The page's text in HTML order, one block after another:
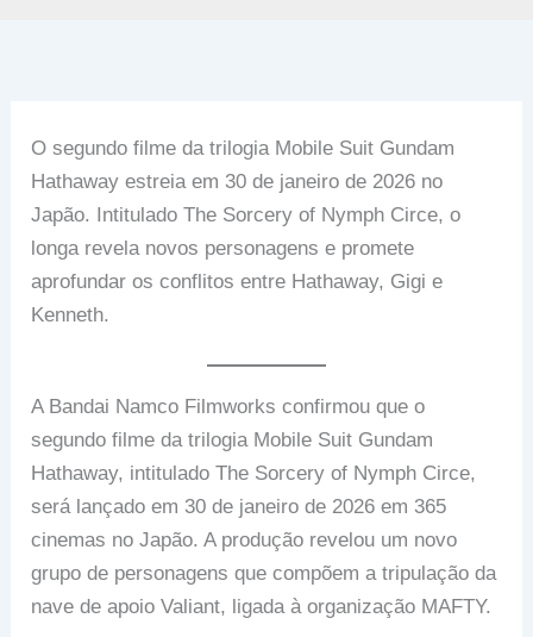
O segundo filme da trilogia Mobile Suit Gundam
Hathaway estreia em 30 de janeiro de 2026 no
Japão. Intitulado The Sorcery of Nymph Circe, o
longa revela novos personagens e promete
aprofundar os conflitos entre Hathaway, Gigi e
Kenneth.
A Bandai Namco Filmworks confirmou que o
segundo filme da trilogia Mobile Suit Gundam
Hathaway, intitulado The Sorcery of Nymph Circe,
será lançado em 30 de janeiro de 2026 em 365
cinemas no Japão. A produção revelou um novo
grupo de personagens que compõem a tripulação da
nave de apoio Valiant, ligada à organização MAFTY.